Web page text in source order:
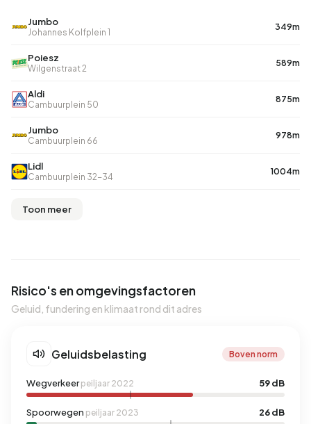
Jumbo
Johannes Kolfplein 1
349m
Poiesz
Wilgenstraat 2
589m
Aldi
Cambuurplein 50
875m
Jumbo
Cambuurplein 66
978m
Lidl
Cambuurplein 32-34
1004m
Toon meer
Risico's en omgevingsfactoren
Geluid, fundering en klimaat rond dit adres
Geluidsbelasting Boven norm
Wegverkeerpeiljaar 2022 59 dB
Spoorwegen peiljaar 2023 26 dB